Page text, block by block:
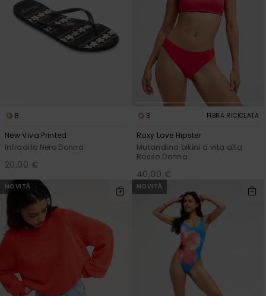
8
New Viva Printed
Infradito Nero Donna
20,00 €
3 FIBRA RICICLATA
Roxy Love Hipster
Mutandina bikini a vita alta
Rosso Donna
40,00 €
NOVITÀ NOVITÀ